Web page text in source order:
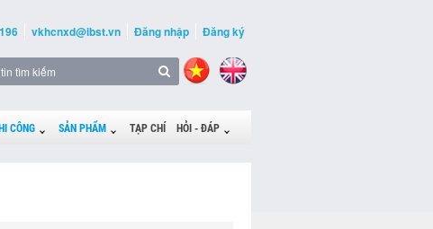
vkhcnxd@ibst.vn Đăng nhập Đăng ký
CÔNG SẢN PHẨM TẠP CHÍ HỎI - ĐÁP